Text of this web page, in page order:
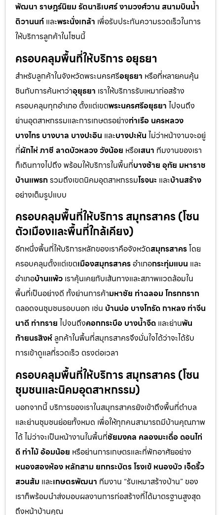
พัฒนา ราษฎร์นิยม รัตนาธิเบศร์ งามวงศ์วาน สนามบินน้ำ
ติวานนท์ และพระนั่งเกล้า เพื่อรับประกันความรวดเร็วในการ
ให้บริการลูกค้าในโซนนี้
ครอบคลุมพื้นที่ให้บริการ อยุธยา
สำหรับลูกค้าในจังหวัดพระนครศรีอยุธยา หรือที่หลายคนคุ้น
ชินกับการค้นหาว่าอุยุธยา เราให้บริการรับเหมาก่อสร้าง
ครอบคลุมทุกอำเภอ ตั้งแต่เขตพระนครศรีอยุธยา ไปจนถึง
ย่านอุตสาหกรรมและการเกษตรอย่างท่าเรือ นครหลวง
บางไทร บางบาล บางปะอิน และบางปะหัน ไม่ว่าหน้างานจะอยู่
ที่ผักไห่ ภาชี ลาดบัวหลวง วังน้อย หรือเสนา ทีมงานของเรา
ก็เดินทางไปถึง พร้อมให้บริการในพื้นที่บางซ้าย อุทัย มหาราช
บ้านแพรกรวมถึงเขตนิคมอุตสาหกรรมโรจนะ และบ้านสร้าง
อย่างเต็มรูปแบบ
ครอบคลุมพื้นที่ให้บริการ สมุทรสาคร (โซน
ตัวเมืองและพื้นที่ใกล้เคียง)
อีกหนึ่งพื้นที่ให้บริการหลักของเราคือจังหวัดสมุทรสาครโดย
ครอบคลุมตั้งแต่เขตเมืองสมุทรสาครอำเภอกระทุ่มแบน และ
อำเภอบ้านแพ้ว เราคุ้นเคยกับเส้นทางและสภาพแวดล้อมใน
พื้นที่เป็นอย่างดี ทั้งย่านการค้ามหาชัย ท่าฉลอม โกรกกราก
ตลอดจนชุมชนรอบนอก เช่น บ้านบ่อ บางโทรัด กาหลง ท่าจีน
นาดี ท่าทราย ไปจนถึงคอกกระบือ บางน้ำจืด และย่านพัน
ท้ายนรสิงห์ ลูกค้าในพื้นที่สมุทรสาครจึงมั่นใจได้ว่าจะได้รับ
การเข้าดูแลที่รวดเร็ว ตรงต่อเวลา
ครอบคลุมพื้นที่ให้บริการ สมุทรสาคร (โซน
ชุมชนและนิคมอุตสาหกรรม)
นอกจากนี้ บริการของเราในสมุทรสาครยังเข้าถึงพื้นที่ตำบล
และย่านชุมชนย่อยทั้งหมด เพื่อให้ทุกคนสามารถมีบ้านคุณภาพ
ได้ ไม่ว่าจะเป็นหน้างานในพื้นที่ชัยมงคล คลองมะเดื่อ ดอนไก่
ดี ท่าไม้ อ้อมน้อย หรือย่านการเกษตรและที่พักอาศัยอย่าง
หนองสองห้อง หลักสาม ยกกระบัตร โรงเข้ หนองบัว เจ็ดริ้ว
สวนส้ม และเกษตรพัฒนา ทีมงาน “รับเหมาสร้างบ้าน” ของ
เราก็พร้อมนำส่งมอบผลงานการก่อสร้างที่ได้มาตรฐานสูงสุด
ถึงหน้าบ้านคุณ